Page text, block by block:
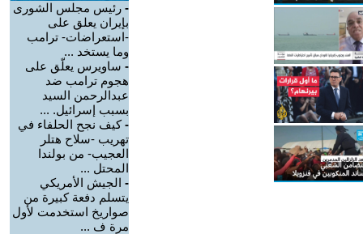
- رئيس مجلس الشورى
بإيران يعلق على
-استعراضات- ترامب
وما يستخد ...
- ساويرس يعلّق على
هجوم ترامب ضد
عبدالرحمن السيد
بسبب إسرائيل. ...
-كيف نجح الحلفاء في
تهريب -سلاح هتلر
العجيب- من بولندا
المحتل ...
- الجيش الأمريكي
يتسلم دفعة كبيرة من
صواريخ استخدمت لأول
مرة ف ...